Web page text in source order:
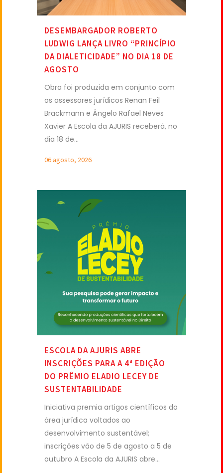
DESEMBARGADOR ROBERTO
LUDWIG LANÇA LIVRO “PRINCÍPIO
DA DIALETICIDADE” NO DIA 18 DE
AGOSTO
Obra foi produzida em conjunto com
os assessores jurídicos Renan Feil
Brackmann e Ângelo Rafael Neves
Xavier A Escola da AJURIS receberá, no
dia 18 de...
06 agosto, 2026
ESCOLA DA AJURIS ABRE
INSCRIÇÕES PARA A 4ª EDIÇÃO
DO PRÊMIO ELADIO LECEY DE
SUSTENTABILIDADE
Iniciativa premia artigos científicos da
área jurídica voltados ao
desenvolvimento sustentável;
inscrições vão de 5 de agosto a 5 de
outubro A Escola da AJURIS abre...